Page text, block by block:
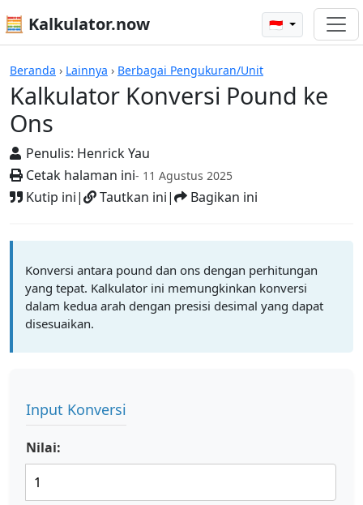
🧮 Kalkulator.now 🇮🇩
Beranda › Lainnya › Berbagai Pengukuran/Unit
Kalkulator Konversi Pound ke
Ons
Penulis: Henrick Yau
Cetak halaman ini- 11 Agustus 2025
Kutip ini| Tautkan ini| Bagikan ini
Kalkulator-kalkulator
Konversi antara pound dan ons dengan perhitungan
yang tepat. Kalkulator ini memungkinkan konversi
dalam kedua arah dengan presisi desimal yang dapat
disesuaikan.
Input Konversi
Nilai: